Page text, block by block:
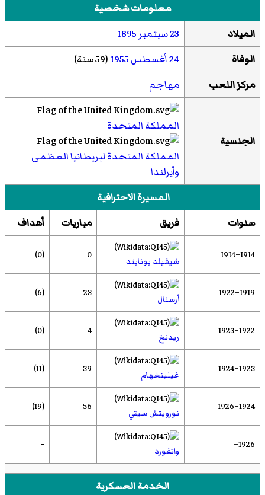
معلومات شخصية
الميلاد
23 سبتمبر
1895
الوفاة
24 أغسطس 1955(59 سنة)
مركز اللعب
مهاجم
الجنسية
المملكة المتحدة
المملكة المتحدة لبريطانيا العظمى
وأيرلندا
المسيرة الاحترافية
سنوات
فريق مباريات أهداف
1914–1914
شيفيلد يونايتد
0
(0)
1919–1922
أرسنال
23
(6)
1922–1923
ريدنغ
4
(0)
1923–1924
غيلينغهام
39
(11)
1924–1926
نورويتش سيتي
56
(19)
1926–
واتفورد -
الخدمة العسكرية